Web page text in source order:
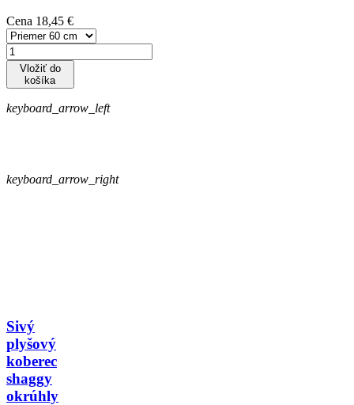
Cena 18,45 €
Vložiť do
košíka
keyboard_arrow_left
keyboard_arrow_right
Sivý
plyšový
koberec
shaggy
okrúhly